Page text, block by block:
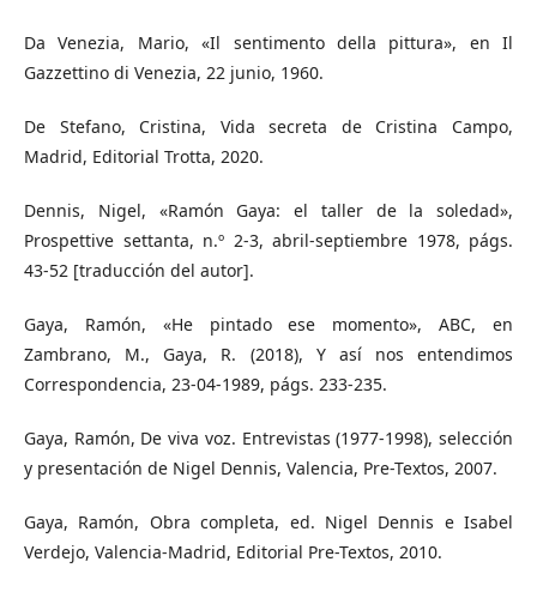
Da Venezia, Mario, «Il sentimento della pittura», en Il
Gazzettino di Venezia, 22 junio, 1960.
De Stefano, Cristina, Vida secreta de Cristina Campo,
Madrid, Editorial Trotta, 2020.
Dennis, Nigel, «Ramón Gaya: el taller de la soledad»,
Prospettive settanta, n.º 2-3, abril-septiembre 1978, págs.
43-52 [traducción del autor].
Gaya, Ramón, «He pintado ese momento», ABC, en
Zambrano, M., Gaya, R. (2018), Y así nos entendimos
Correspondencia, 23-04-1989, págs. 233-235.
Gaya, Ramón, De viva voz. Entrevistas (1977-1998), selección
y presentación de Nigel Dennis, Valencia, Pre-Textos, 2007.
Gaya, Ramón, Obra completa, ed. Nigel Dennis e Isabel
Verdejo, Valencia-Madrid, Editorial Pre-Textos, 2010.